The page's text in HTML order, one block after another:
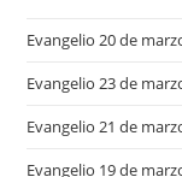
Evangelio 20 de
Evangelio 23 de
Evangelio 21 de
Evangelio 19 de